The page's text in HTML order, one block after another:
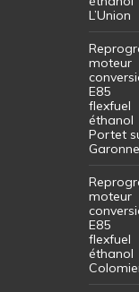
L’Union
moteur
E85
flexfuel
éthanol
Portet
Garonne
moteur
E85
flexfuel
éthanol